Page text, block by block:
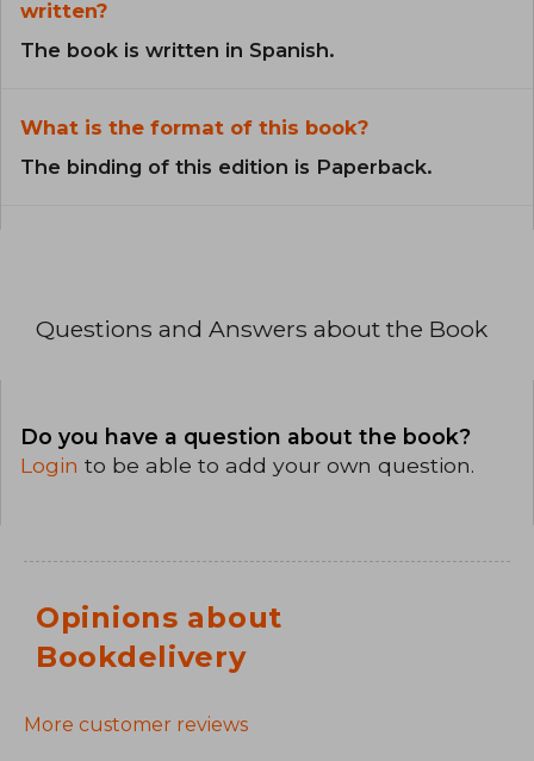
written?
The book is written in Spanish.
What is the format of this book?
The binding of this edition is Paperback.
Questions and Answers about the Book
Do you have a question about the book?
Login to be able to add your own question.
Opinions about
Bookdelivery
More customer reviews